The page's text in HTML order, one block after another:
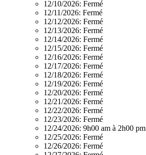
12/10/2026: Fermé
12/11/2026: Fermé
12/12/2026: Fermé
12/13/2026: Fermé
12/14/2026: Fermé
12/15/2026: Fermé
12/16/2026: Fermé
12/17/2026: Fermé
12/18/2026: Fermé
12/19/2026: Fermé
12/20/2026: Fermé
12/21/2026: Fermé
12/22/2026: Fermé
12/23/2026: Fermé
12/24/2026: 9h00 am à 2h00 pm
12/25/2026: Fermé
12/26/2026: Fermé